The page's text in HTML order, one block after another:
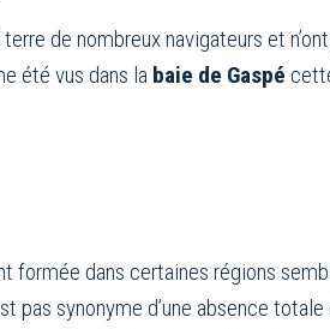
de nombreux navigateurs et
été vus dans la baie de Gaspé
formée dans certaines régions
pas synonyme d’une absence